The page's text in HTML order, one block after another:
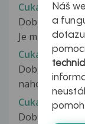
Cukání
Dobrý den,
Je mi 20 let a
Cukání očí
Dobrý den,má
nahoru dolů
Cukání očního
Dobrý den, již
Náš
a